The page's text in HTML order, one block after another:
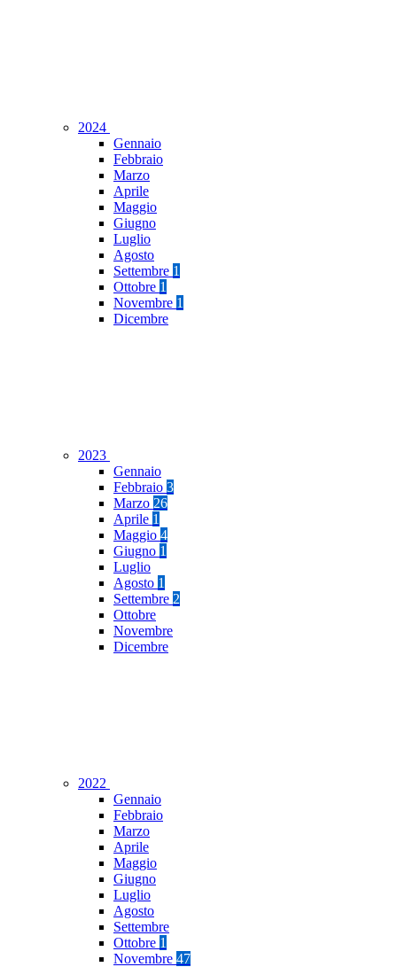
2024
Gennaio
Febbraio
Marzo
Aprile
Maggio
Giugno
Luglio
Agosto
Settembre 1
Ottobre 1
Novembre 1
Dicembre
2023
Gennaio
Febbraio 3
Marzo 26
Aprile 1
Maggio 4
Giugno 1
Luglio
Agosto 1
Settembre 2
Ottobre
Novembre
Dicembre
2022
Gennaio
Febbraio
Marzo
Aprile
Maggio
Giugno
Luglio
Agosto
Settembre
Ottobre 1
Novembre 47